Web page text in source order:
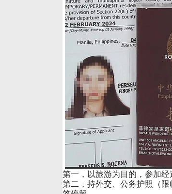
第一，以旅游为目的，参加经
第二，持外交、公务护照（